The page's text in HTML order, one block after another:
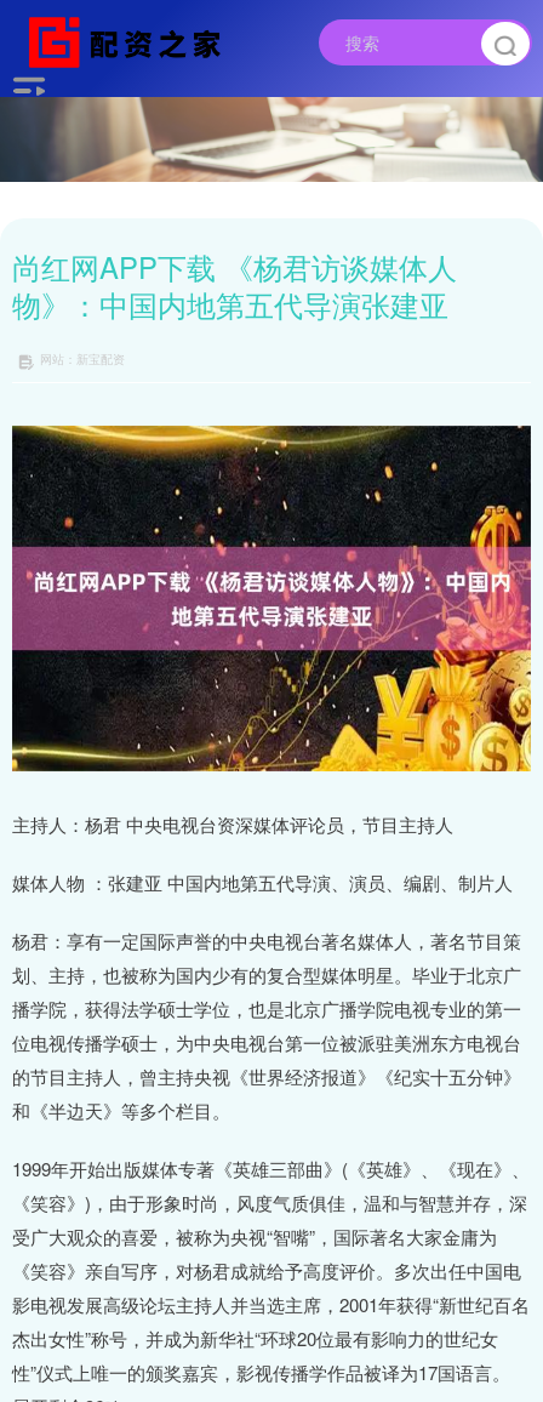
尚红网APP下载 《杨君访谈媒体人
物》：中国内地第五代导演张建亚
网站：新宝配资
主持人：杨君 中央电视台资深媒体评论员，节目主持人
媒体人物 ：张建亚 中国内地第五代导演、演员、编剧、制片人
杨君：享有一定国际声誉的中央电视台著名媒体人，著名节目策
划、主持，也被称为国内少有的复合型媒体明星。毕业于北京广
播学院，获得法学硕士学位，也是北京广播学院电视专业的第一
位电视传播学硕士，为中央电视台第一位被派驻美洲东方电视台
的节目主持人，曾主持央视《世界经济报道》《纪实十五分钟》
和《半边天》等多个栏目。
1999年开始出版媒体专著《英雄三部曲》(《英雄》、《现在》、
《笑容》)，由于形象时尚，风度气质俱佳，温和与智慧并存，深
受广大观众的喜爱，被称为央视“智嘴”，国际著名大家金庸为
《笑容》亲自写序，对杨君成就给予高度评价。多次出任中国电
影电视发展高级论坛主持人并当选主席，2001年获得“新世纪百名
杰出女性”称号，并成为新华社“环球20位最有影响力的世纪女
性”仪式上唯一的颁奖嘉宾，影视传播学作品被译为17国语言。